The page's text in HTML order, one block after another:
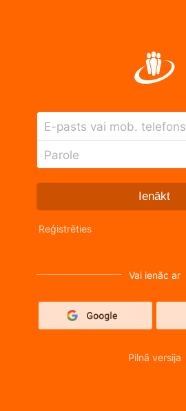
E-pasts vai mob. telefons
Parole
Ienākt
Reģistrēties
Vai ienāc ar
Pilnā versija